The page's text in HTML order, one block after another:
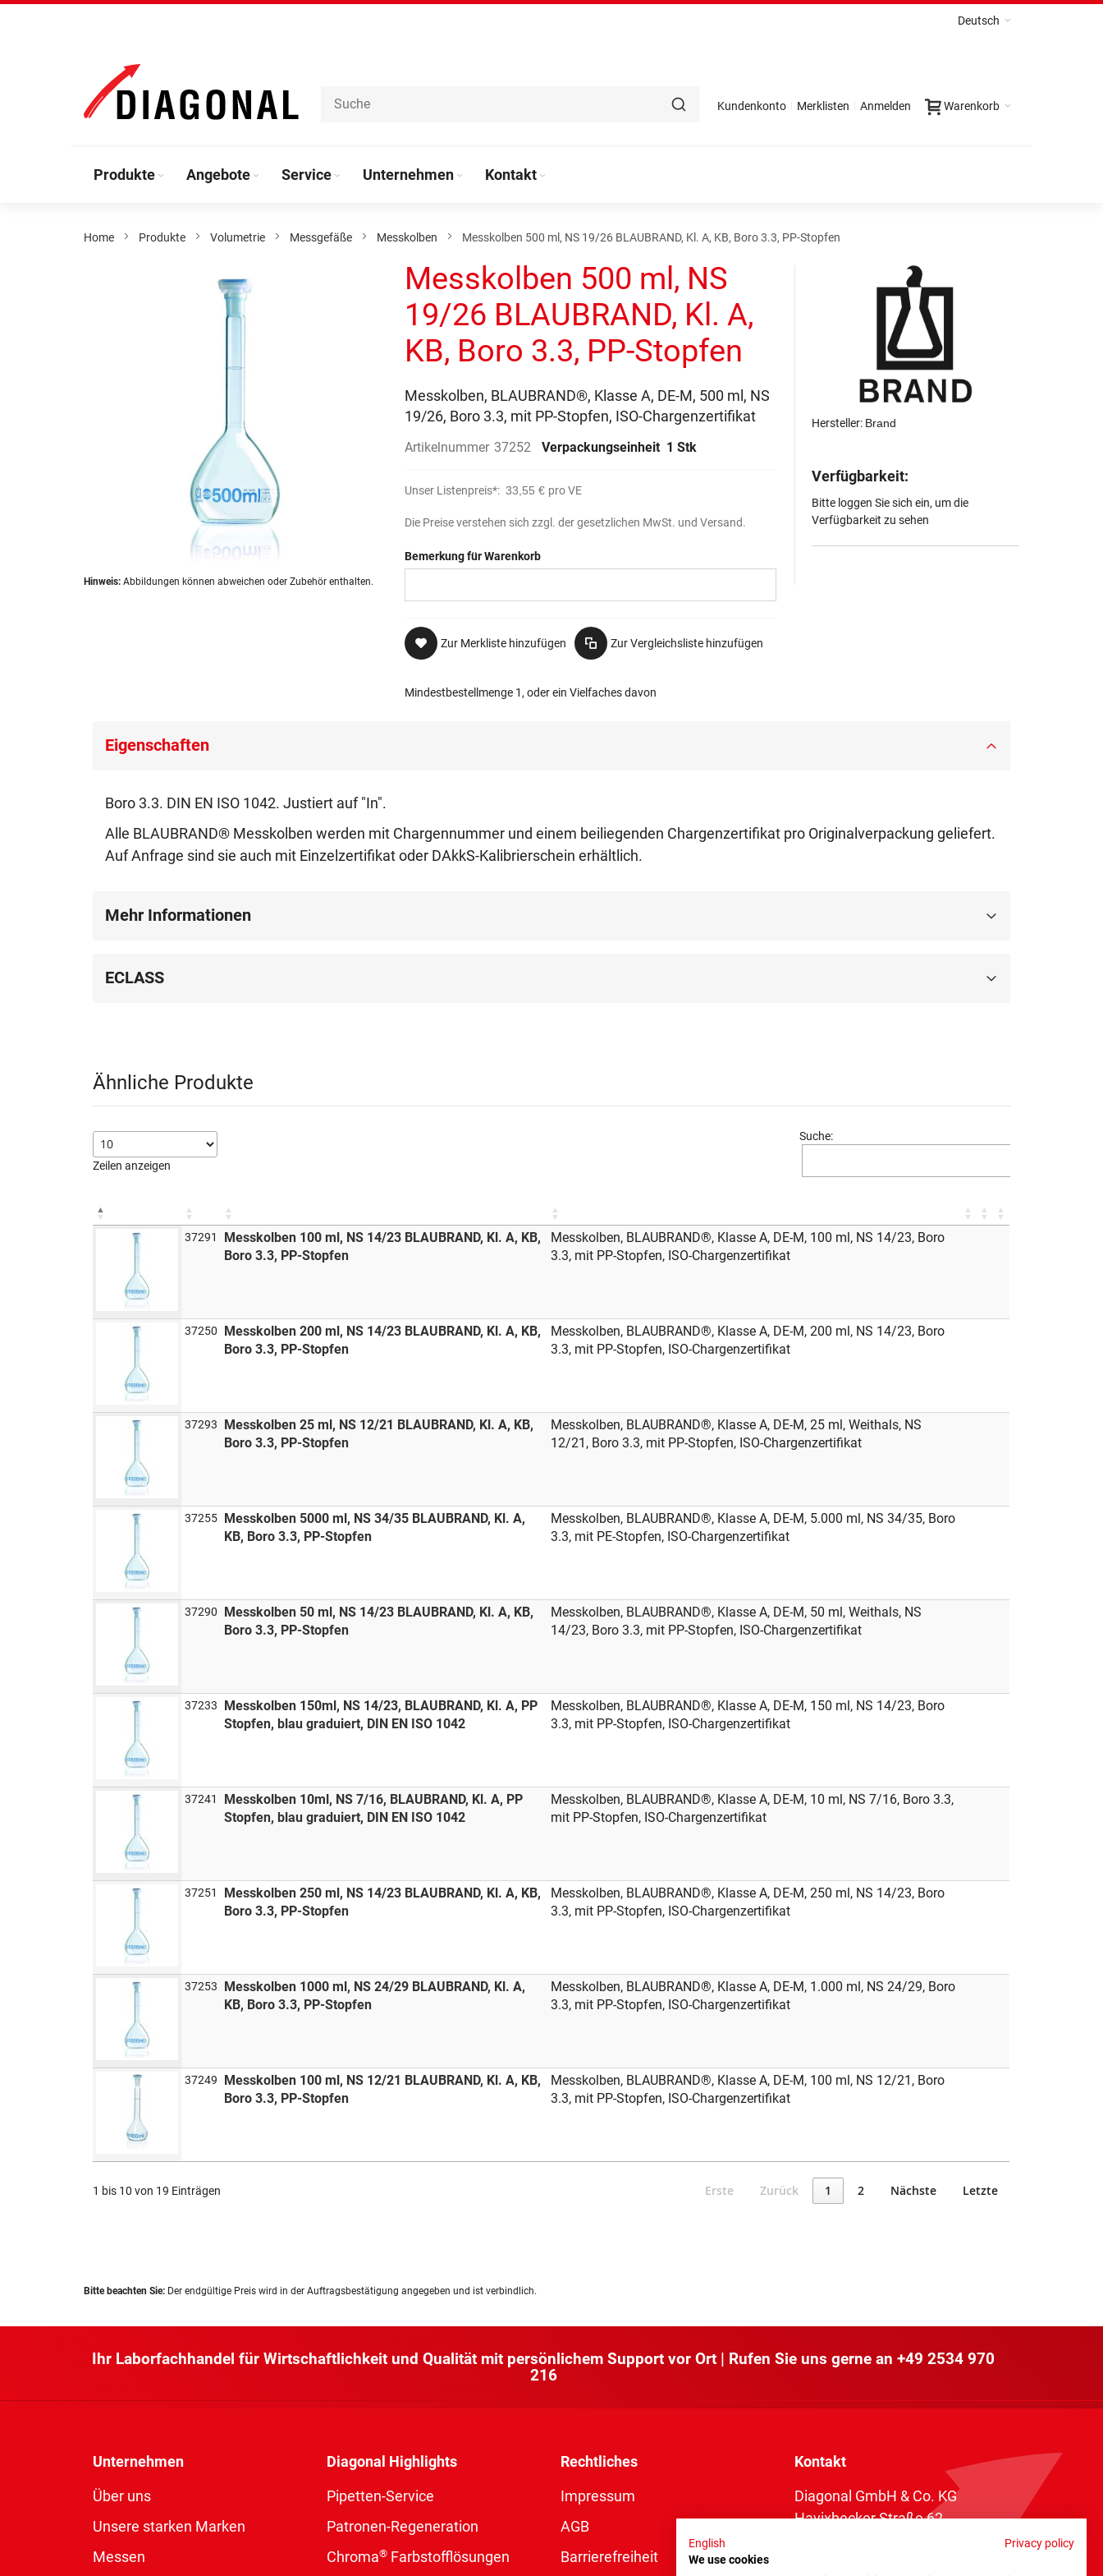
Inhalt
Deutsch
Warenkorb
Kundenkonto Merklisten Anmelden
Produkte Angebote Service Unternehmen Kontakt
Home Produkte Volumetrie Messgefäße Messkolben Messkolben 500 ml, NS 19/26 BLAUBRAND, Kl. A, KB, Boro 3.3, PP-Stopfen
Zum
Hinweis: Abbildungen können abweichen oder Zubehör enthalten.
Messkolben 500 ml, NS
19/26 BLAUBRAND, Kl. A,
KB, Boro 3.3, PP-Stopfen
Messkolben, BLAUBRAND®, Klasse A, DE-M, 500 ml, NS
19/26, Boro 3.3, mit PP-Stopfen, ISO-Chargenzertifikat
Artikelnummer 37252 Verpackungseinheit 1 Stk
Unser Listenpreis*: 33,55 € pro VE
Die Preise verstehen sich zzgl. der gesetzlichen MwSt. und Versand.
Bemerkung für Warenkorb
Zur Merkliste hinzufügen Zur Vergleichsliste hinzufügen
Mindestbestellmenge 1, oder ein Vielfaches davon
Hersteller: Brand
Verfügbarkeit:
Bitte loggen Sie sich ein, um die
Verfügbarkeit zu sehen
Eigenschaften
Boro 3.3. DIN EN ISO 1042. Justiert auf "In".
Alle BLAUBRAND® Messkolben werden mit Chargennummer und einem beiliegenden Chargenzertifikat pro Originalverpackung geliefert.
Auf Anfrage sind sie auch mit Einzelzertifikat oder DAkkS-Kalibrierschein erhältlich.
Mehr Informationen
ECLASS
Ähnliche Produkte
Zeilen anzeigen
Suche:
37291
Messkolben 100 ml, NS 14/23 BLAUBRAND, Kl. A, KB,
Boro 3.3, PP-Stopfen
Messkolben, BLAUBRAND®, Klasse A, DE-M, 100 ml, NS 14/23, Boro
3.3, mit PP-Stopfen, ISO-Chargenzertifikat
37250
Messkolben 200 ml, NS 14/23 BLAUBRAND, Kl. A, KB,
Boro 3.3, PP-Stopfen
Messkolben, BLAUBRAND®, Klasse A, DE-M, 200 ml, NS 14/23, Boro
3.3, mit PP-Stopfen, ISO-Chargenzertifikat
37293
Messkolben 25 ml, NS 12/21 BLAUBRAND, Kl. A, KB,
Boro 3.3, PP-Stopfen
Messkolben, BLAUBRAND®, Klasse A, DE-M, 25 ml, Weithals, NS
12/21, Boro 3.3, mit PP-Stopfen, ISO-Chargenzertifikat
37255 Messkolben 5000 ml, NS 34/35 BLAUBRAND, Kl. A,
KB, Boro 3.3, PP-Stopfen
Messkolben, BLAUBRAND®, Klasse A, DE-M, 5.000 ml, NS 34/35, Boro
3.3, mit PE-Stopfen, ISO-Chargenzertifikat
37290
Messkolben 50 ml, NS 14/23 BLAUBRAND, Kl. A, KB,
Boro 3.3, PP-Stopfen
Messkolben, BLAUBRAND®, Klasse A, DE-M, 50 ml, Weithals, NS
14/23, Boro 3.3, mit PP-Stopfen, ISO-Chargenzertifikat
37233
Messkolben 150ml, NS 14/23, BLAUBRAND, Kl. A, PP
Stopfen, blau graduiert, DIN EN ISO 1042
Messkolben, BLAUBRAND®, Klasse A, DE-M, 150 ml, NS 14/23, Boro
3.3, mit PP-Stopfen, ISO-Chargenzertifikat
37241
Messkolben 10ml, NS 7/16, BLAUBRAND, Kl. A, PP
Stopfen, blau graduiert, DIN EN ISO 1042
Messkolben, BLAUBRAND®, Klasse A, DE-M, 10 ml, NS 7/16, Boro 3.3,
mit PP-Stopfen, ISO-Chargenzertifikat
37251
Messkolben 250 ml, NS 14/23 BLAUBRAND, Kl. A, KB,
Boro 3.3, PP-Stopfen
Messkolben, BLAUBRAND®, Klasse A, DE-M, 250 ml, NS 14/23, Boro
3.3, mit PP-Stopfen, ISO-Chargenzertifikat
37253
Messkolben 1000 ml, NS 24/29 BLAUBRAND, Kl. A,
KB, Boro 3.3, PP-Stopfen
Messkolben, BLAUBRAND®, Klasse A, DE-M, 1.000 ml, NS 24/29, Boro
3.3, mit PP-Stopfen, ISO-Chargenzertifikat
37249
Messkolben 100 ml, NS 12/21 BLAUBRAND, Kl. A, KB,
Boro 3.3, PP-Stopfen
Messkolben, BLAUBRAND®, Klasse A, DE-M, 100 ml, NS 12/21, Boro
3.3, mit PP-Stopfen, ISO-Chargenzertifikat
1 bis 10 von 19 Einträgen Erste Zurück 1 2 Nächste Letzte
Bitte beachten Sie: Der endgültige Preis wird in der Auftragsbestätigung angegeben und ist verbindlich.
Ihr Laborfachhandel für Wirtschaftlichkeit und Qualität mit persönlichem Support vor Ort | Rufen Sie uns gerne an +49 2534 970
216
Unternehmen
Über uns
Unsere starken Marken
Messen
Diagonal Highlights
Pipetten-Service
Patronen-Regeneration
Chroma® Farbstofflösungen
Rechtliches
Impressum
AGB
Barrierefreiheit
Kontakt
Diagonal GmbH & Co. KG
Havixbecker Straße 62
English
Privacy policy
We use cookies